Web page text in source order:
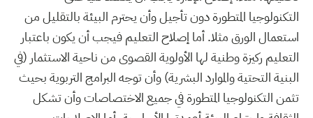
التكنولوجيا المتطورة دون تأجيل وأن يحترم البيئة بالتقليل من
استعمال الورق مثلا. أما إصلاح التعليم فيجب أن يكون باعتبار
التعليم ركيزة وطنية لها الأولوية القصوى من ناحية الاستثمار (في
البنية التحتية والموارد البشرية) وأن توجه البرامج التربوية بحيث
تثمن التكنولوجيا المتطورة في جميع الاختصاصات وأن تشكل